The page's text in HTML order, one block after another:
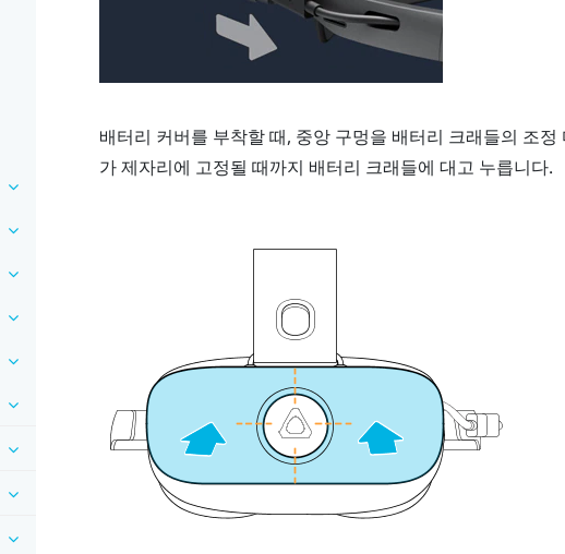
배터리 커버를 부착할 때, 중앙 구멍을 배터리 크래들의 조
가 제자리에 고정될 때까지 배터리 크래들에 대고 누릅니다.